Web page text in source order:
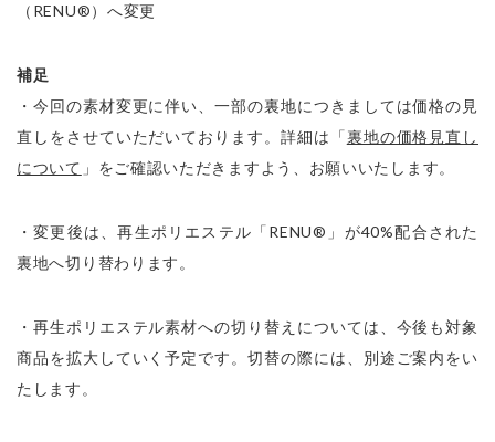
（RENU®︎）へ変更
補足
・今回の素材変更に伴い、一部の裏地につきましては価格の見
直しをさせていただいております。詳細は「裏地の価格見直し
について 」をご確認いただきますよう、お願いいたします。
・変更後は、再生ポリエステル「RENU®︎」が40%配合された
裏地へ切り替わります。
・再生ポリエステル素材への切り替えについては、今後も対象
商品を拡大していく予定です。切替の際には、別途ご案内をい
たします。